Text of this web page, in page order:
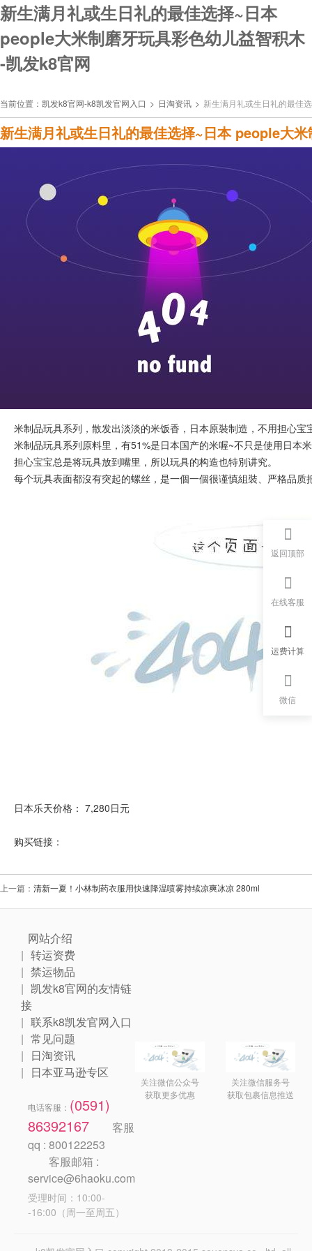
新生满月礼或生日礼的最佳选择~日本
people大米制磨牙玩具彩色幼儿益智积木
-凯发k8官网
当前位置： 凯发k8官网-k8凯发官网入口 > 日淘资讯 > 新生满月礼或生日礼的最佳
新生满月礼或生日礼的最佳选择~日本 people大
米制品玩具系列，散发出淡淡的米饭香，日本原裝制造，不用担心
米制品玩具系列原料里，有51%是日本国产的米喔~不只是使用日本
担心宝宝总是将玩具放到嘴里，所以玩具的构造也特別讲究。
每个玩具表面都沒有突起的螺丝，是一個一個很谨慎組裝、严格品质
日本乐天价格： 7,280日元
购买链接：
上一篇： 清新一夏！小林制药衣服用快速降温喷雾持续凉爽冰凉 280ml
网站介绍
转运资费
禁运物品
凯发k8官网的友情链
接
联系k8凯发官网入口
常见问题
日淘资讯
日本亚马逊专区
电话客服： (0591)
86392167
客服
qq : 800122253
客服邮箱 :
service@6haoku.com
受理时间：10:00-
-16:00（周一至周五）
关注微信公众号
获取更多优惠
关注微信服务号
获取包裹信息推送
返回顶部
在线客服
运费计算
微信